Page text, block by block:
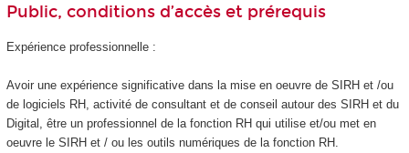
Public, conditions d’accès et prérequis
Expérience professionnelle :
Avoir une expérience significative dans la mise en oeuvre de SIRH et /ou
de logiciels RH, activité de consultant et de conseil autour des SIRH et du
Digital, être un professionnel de la fonction RH qui utilise et/ou met en
oeuvre le SIRH et / ou les outils numériques de la fonction RH.